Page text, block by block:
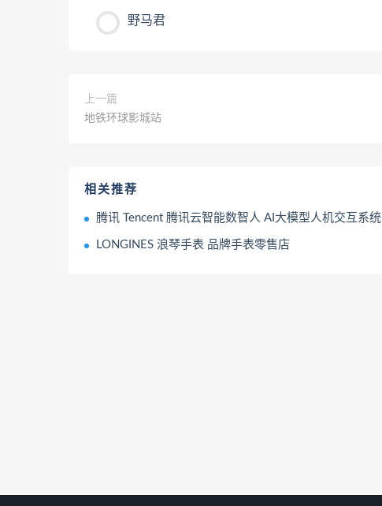
野马君
上一篇
地铁环球影城站
相关推荐
腾讯 Tencent 腾讯云智能数智人 AI大模型人机交互系统
LONGINES 浪琴手表 品牌手表零售店